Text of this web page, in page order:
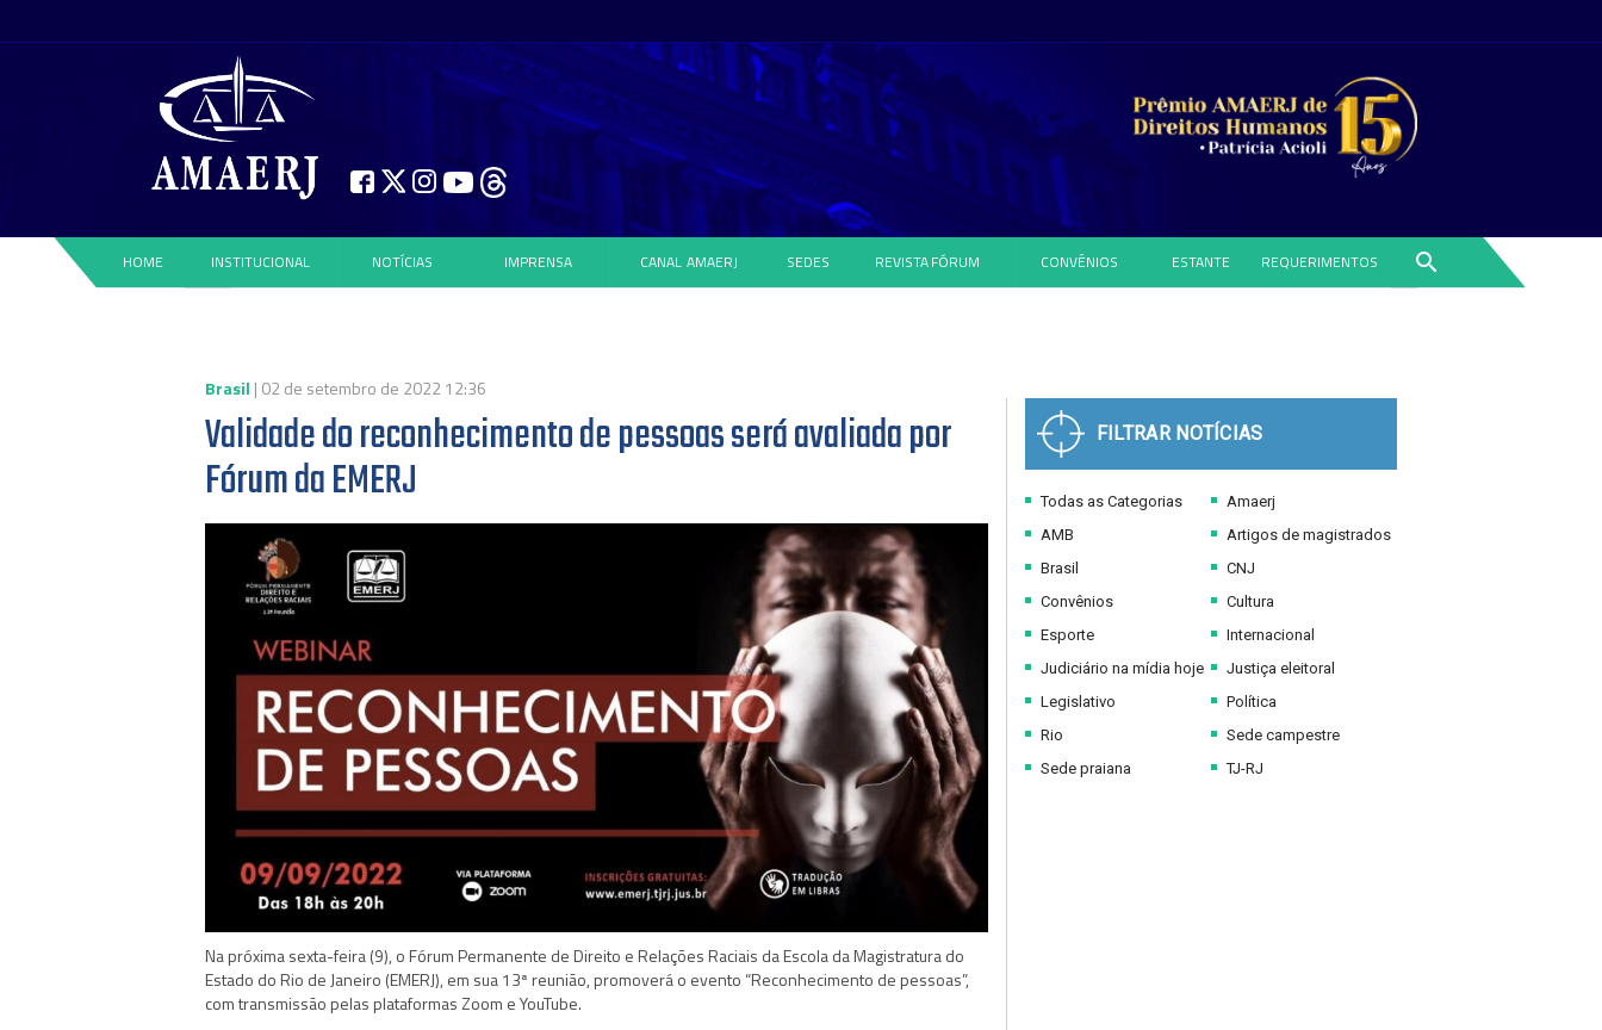
HOME INSTITUCIONAL NOTÍCIAS IMPRENSA CANAL AMAERJ SEDES REVISTAFÓRUM CONVÊNIOS ESTANTE REQUERIMENTOS search
Brasil | 02 de setembro de 2022 12:36
Validade do reconhecimento de pessoas será avaliada por
Fórum da EMERJ
Na próxima sexta-feira (9), o Fórum Permanente de Direito e Relações Raciais da Escola da Magistratura do
Estado do Rio de Janeiro (EMERJ), em sua 13ª reunião, promoverá o evento “Reconhecimento de pessoas”,
com transmissão pelas plataformas Zoom e YouTube.
FILTRAR NOTÍCIAS
Todas as Categorias
AMB
Brasil
Convênios
Esporte
Judiciário na mídia hoje
Legislativo
Rio
Sede praiana
Amaerj
Artigos de magistrados
CNJ
Cultura
Internacional
Justiça eleitoral
Política
Sede campestre
TJ-RJ